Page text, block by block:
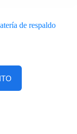
de respaldo